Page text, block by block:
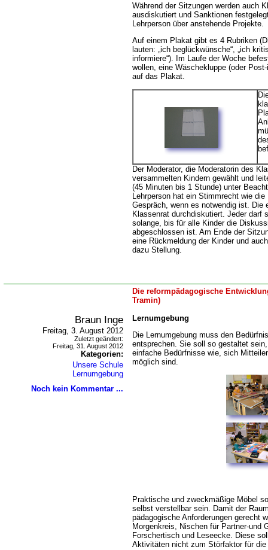
Während der Sitzungen werden auch
ausdiskutiert und Sanktionen
Lehrperson über anstehende Projekte.
Auf einem Plakat gibt es 4 Rubriken
lauten: „ich beglückwünsche“, „ich
informiere“). Im Laufe der Woche
wollen, eine Wäschekluppe (oder
auf das Plakat.
Der Moderator, die Moderatorin des
versammelten Kindern gewählt und
(45 Minuten bis 1 Stunde) unter
Lehrperson hat ein Stimmrecht wie
Gespräch, wenn es notwendig ist. Die
Klassenrat durchdiskutiert. Jeder darf
solange, bis für alle Kinder die
abgeschlossen ist. Am Ende der
eine Rückmeldung der Kinder und
dazu Stellung.
Die reformpädagogische
Tramin)
Braun Inge
Freitag, 3. August 2012
Zuletzt geändert:
Freitag, 31. August 2012
Kategorien:
Unsere Schule
Lernumgebung
Noch kein Kommentar ...
Lernumgebung
Die Lernumgebung muss den
entsprechen. Sie soll so gestaltet
einfache Bedürfnisse wie, sich
möglich sind.
Praktische und zweckmäßige Möbel
selbst verstellbar sein. Damit der
pädagogische Anforderungen gerecht
Morgenkreis, Nischen für Partner-und
Forschertisch und Leseecke. Diese
Aktivitäten nicht zum Störfaktor für die